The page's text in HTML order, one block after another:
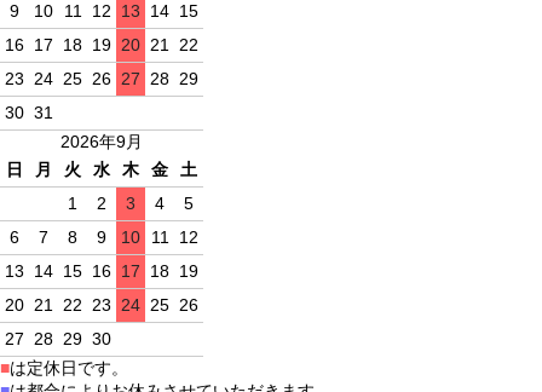
9
10 11 12 13 14 15
16 17 18 19 20 21 22
23 24 25 26 27 28 29
30 31
2026年9月
日
月 火 水 木 金
土
1
2 3 4
5
6
7 8 9 10 11 12
13
14 15 16 17 18 19
20 21 22 23 24 25 26
27 28 29 30
■は定休日です。